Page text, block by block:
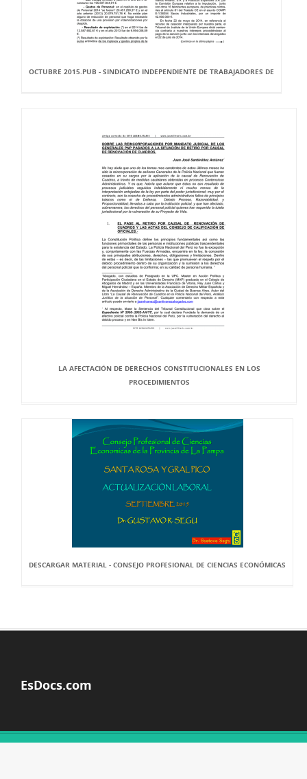
OCTUBRE 2015.PUB - SINDICATO INDEPENDIENTE DE TRABAJADORES DE
LA AFECTACIÓN DE DERECHOS CONSTITUCIONALES EN LOS
PROCEDIMIENTOS
DESCARGAR MATERIAL - CONSEJO PROFESIONAL DE CIENCIAS ECONÓMICAS
EsDocs.com